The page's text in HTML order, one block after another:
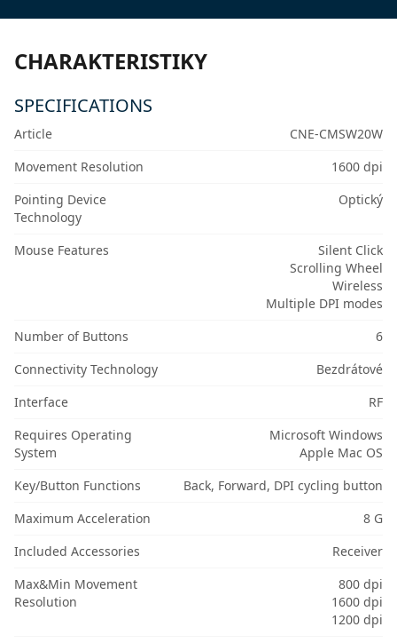
CHARAKTERISTIKY
SPECIFICATIONS
Article
CNE-CMSW20W
Movement Resolution
1600 dpi
Pointing Device
Technology
Optický
Mouse Features
Silent Click
Scrolling Wheel
Wireless
Multiple DPI modes
Number of Buttons
6
Connectivity Technology
Bezdrátové
Interface
RF
Requires Operating
System
Microsoft Windows
Apple Mac OS
Key/Button Functions
Back, Forward, DPI cycling button
Maximum Acceleration
8 G
Included Accessories
Receiver
Max&Min Movement
Resolution
800 dpi
1600 dpi
1200 dpi